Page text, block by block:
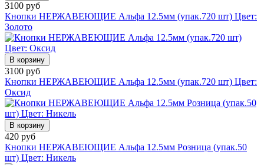
3100 руб
Кнопки НЕРЖАВЕЮЩИЕ Альфа 12.5мм (упак.720 шт) Цвет:
Золото
В корзину
3100 руб
Кнопки НЕРЖАВЕЮЩИЕ Альфа 12.5мм (упак.720 шт) Цвет:
Оксид
В корзину
420 руб
Кнопки НЕРЖАВЕЮЩИЕ Альфа 12.5мм Розница (упак.50
шт) Цвет: Никель